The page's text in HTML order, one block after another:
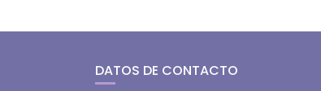
DATOS DE CONTACTO